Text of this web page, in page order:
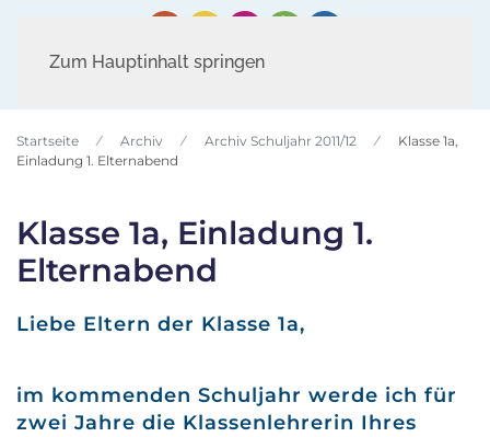
Zum Hauptinhalt springen
Startseite Archiv Archiv Schuljahr 2011/12
Klasse 1a,
Einladung 1. Elternabend
Klasse 1a, Einladung 1.
Elternabend
Liebe Eltern der Klasse 1a,
im kommenden Schuljahr werde ich für
zwei Jahre die Klassenlehrerin Ihres